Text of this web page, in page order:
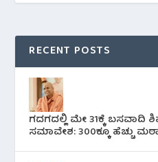
RECENT POSTS
ಗದಗದಲ್ಲಿ ಮೇ 31ಕ್ಕೆ
ಸಮಾವೇಶ: 300ಕ್ಕೂ ಹೆಚ್ಚು